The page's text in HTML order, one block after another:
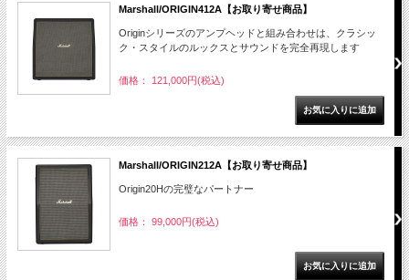
Marshall/ORIGIN412A【お取り寄せ商品】
Originシリーズのアンプヘッドと組み合わせは、クラシッ
ク・スタイルのルックスとサウンドを完全再現します
価格： 121,000円(税込)
Marshall/ORIGIN212A【お取り寄せ商品】
Origin20Hの完璧なパートナー
価格： 99,000円(税込)